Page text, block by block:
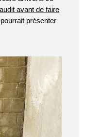
audit avant de faire
présenter